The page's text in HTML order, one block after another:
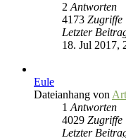
2 Antworten
4173 Zugriffe
Letzter
18. Jul 2017,
Eule
Dateianhang von
1 Antworten
4029 Zugriffe
Letzter